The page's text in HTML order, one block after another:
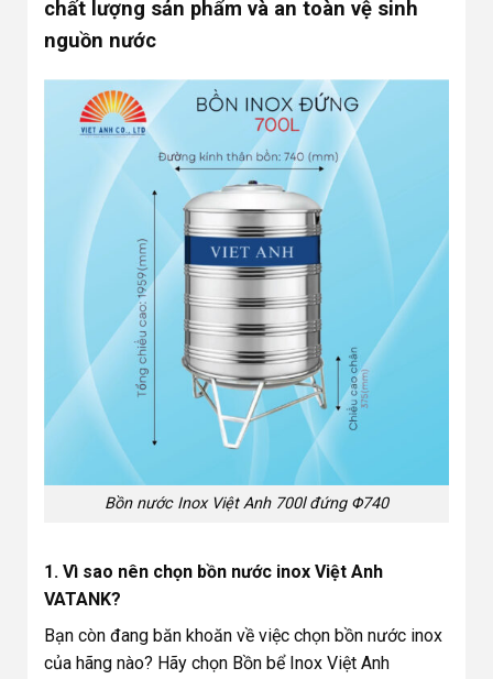
chất lượng sản phẩm và an toàn vệ sinh
nguồn nước
Bồn nước Inox Việt Anh 700l đứng Φ740
1. Vì sao nên chọn bồn nước inox Việt Anh
VATANK?
Bạn còn đang băn khoăn về việc chọn bồn nước inox
của hãng nào? Hãy chọn Bồn bể Inox Việt Anh